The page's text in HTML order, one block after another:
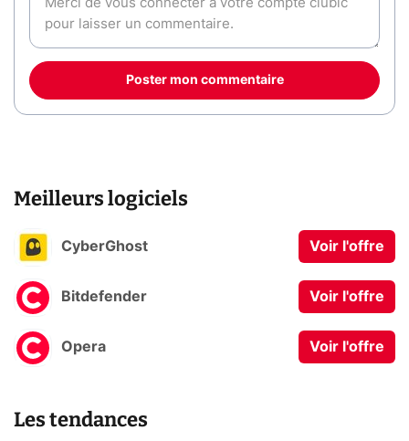
Poster mon commentaire
Meilleurs logiciels
CyberGhost Voir l'offre
Bitdefender Voir l'offre
Opera Voir l'offre
Les tendances